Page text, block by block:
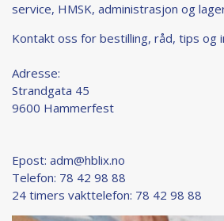
service, HMSK, administrasjon og
Kontakt oss for bestilling, råd, tips og
Adresse:
Strandgata 45
9600 Hammerfest
Epost: adm@hblix.no
Telefon: 78 42 98 88
24 timers vakttelefon: 78 42 98 88